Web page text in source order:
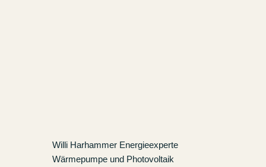
Willi Harhammer Energieexperte
Wärmepumpe und Photovoltaik